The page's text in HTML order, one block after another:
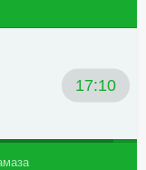
17:10